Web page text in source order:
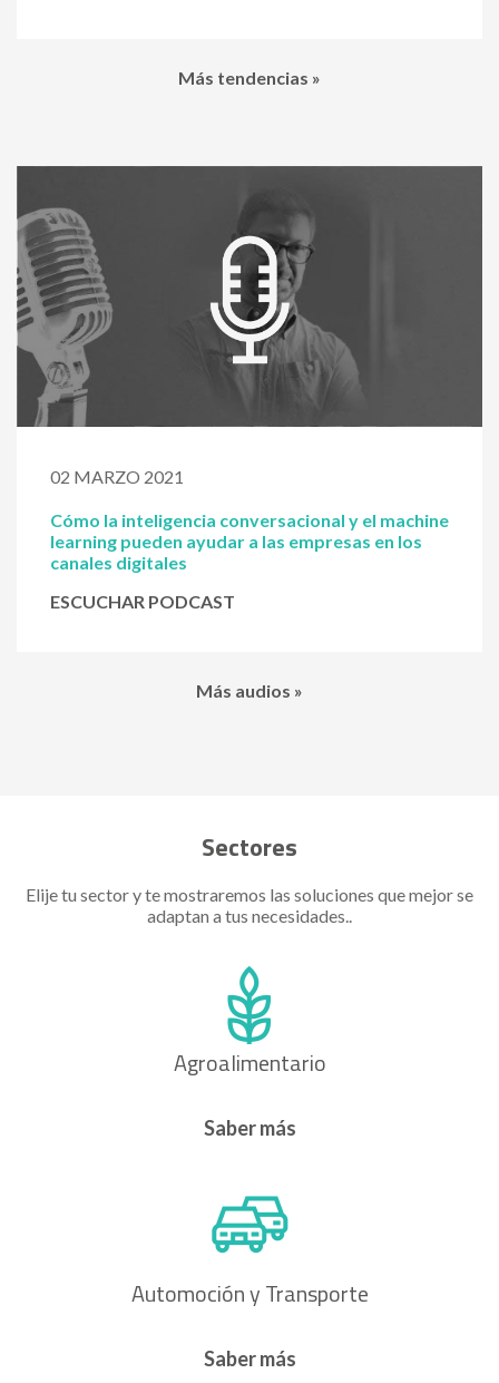
Más tendencias »
02 MARZO 2021
Cómo la inteligencia conversacional y el machine
learning pueden ayudar a las empresas en los
canales digitales
ESCUCHAR PODCAST
Más audios »
Sectores
Elije tu sector y te mostraremos las soluciones que mejor se
adaptan a tus necesidades..
Agroalimentario
Saber más
Automoción y Transporte
Saber más